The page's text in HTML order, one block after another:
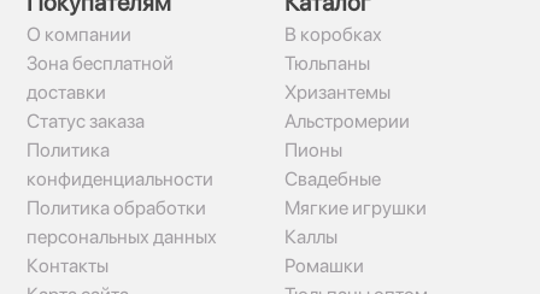
О компании
Зона бесплатной
доставки
Статус заказа
Политика
конфиденциальности
Политика обработки
персональных данных
Контакты
В коробках
Тюльпаны
Хризантемы
Альстромерии
Пионы
Свадебные
Мягкие игрушки
Каллы
Ромашки